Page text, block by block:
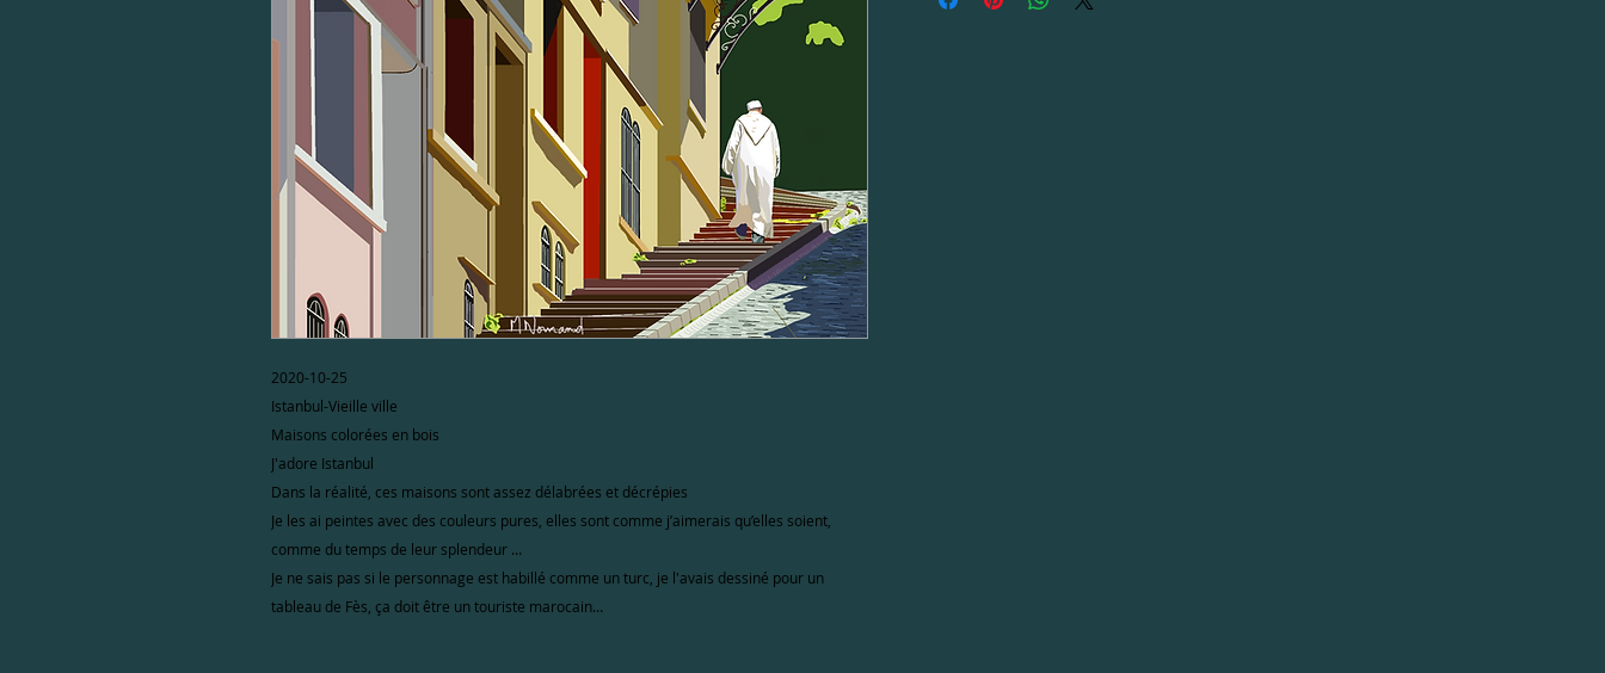
2020-10-25
Istanbul-Vieille ville
Maisons colorées en bois
J'adore Istanbul
Dans la réalité, ces maisons sont assez délabrées et décrépies
Je les ai peintes avec des couleurs pures, elles sont comme j’aimerais qu’elles soient,
comme du temps de leur splendeur …
Je ne sais pas si le personnage est habillé comme un turc, je l'avais dessiné pour un
tableau de Fès, ça doit être un touriste marocain…